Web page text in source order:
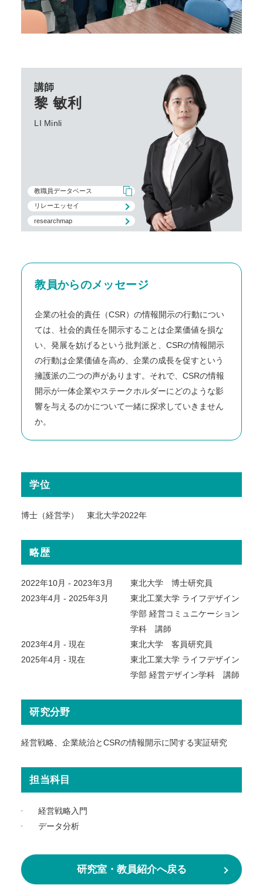
講師
黎 敏利
LI Minli
教職員データベース
リレーエッセイ
researchmap
教員からのメッセージ
企業の社会的責任（CSR）の情報開示の行動につい
ては、社会的責任を開示することは企業価値を損な
い、発展を妨げるという批判派と、CSRの情報開示
の行動は企業価値を高め、企業の成長を促すという
擁護派の二つの声があります。それで、CSRの情報
開示が一体企業やステークホルダーにどのような影
響を与えるのかについて一緒に探求していきません
か。
学位
博士（経営学） 東北大学2022年
略歴
2022年10月 - 2023年3月
東北大学 博士研究員
2023年4月 - 2025年3月
東北工業大学 ライフデザイン
学部 経営コミュニケーション
学科 講師
2023年4月 - 現在
東北大学 客員研究員
2025年4月 - 現在
東北工業大学 ライフデザイン
学部 経営デザイン学科 講師
研究分野
経営戦略、企業統治とCSRの情報開示に関する実証研究
担当科目
経営戦略入門
データ分析
研究室・教員紹介へ戻る